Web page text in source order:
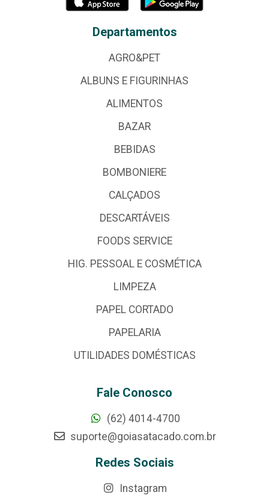
Departamentos
AGRO&PET
ALBUNS E FIGURINHAS
ALIMENTOS
BAZAR
BEBIDAS
BOMBONIERE
CALÇADOS
DESCARTÁVEIS
FOODS SERVICE
HIG. PESSOAL E COSMÉTICA
LIMPEZA
PAPEL CORTADO
PAPELARIA
UTILIDADES DOMÉSTICAS
Fale Conosco
(62) 4014-4700
suporte@goiasatacado.com.br
Redes Sociais
Instagram